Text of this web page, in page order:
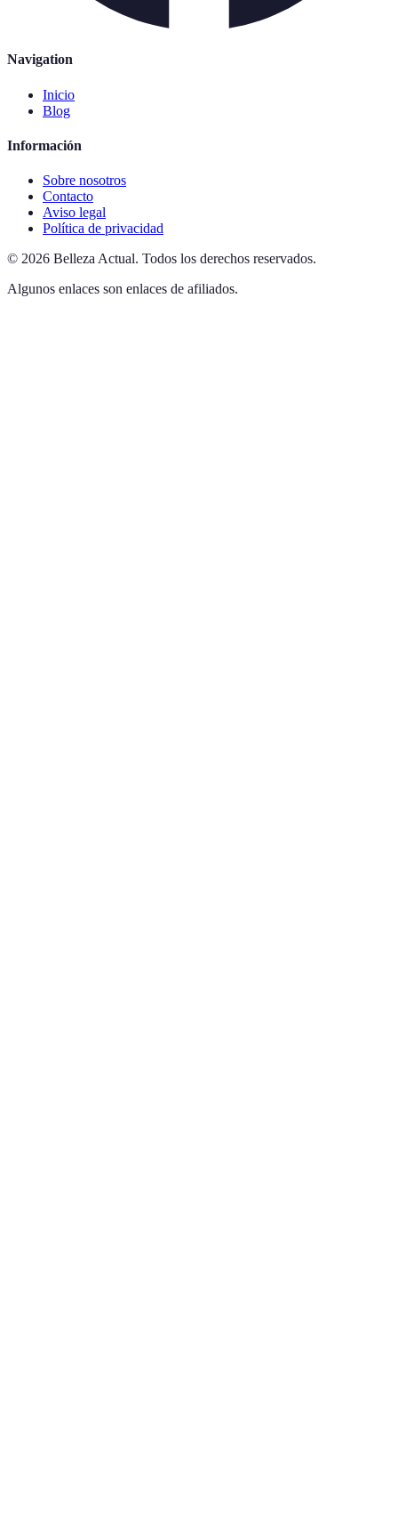
Navigation
Inicio
Blog
Información
Sobre nosotros
Contacto
Aviso legal
Política de privacidad
© 2026 Belleza Actual. Todos los derechos reservados.
Algunos enlaces son enlaces de afiliados.